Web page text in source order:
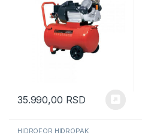
35.990,00 RSD
HIDROFOR HIDROPAK